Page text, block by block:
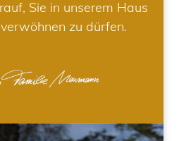
Sie in unserem Haus
zu dürfen.